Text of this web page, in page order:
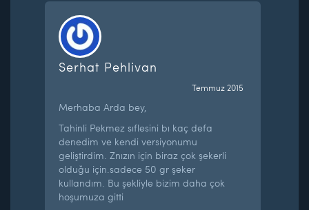
Serhat Pehlivan
Temmuz 2015
Merhaba Arda bey,
Tahinli Pekmez sıflesini bı kaç defa
denedim ve kendi versiyonumu
geliştirdim. Znızın için biraz çok şekerli
olduğu için.sadece 50 gr şeker
kullandım. Bu şekliyle bizim daha çok
hoşumuza gitti